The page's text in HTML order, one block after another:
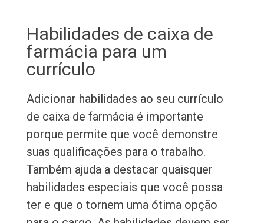
Habilidades de caixa de
farmácia para um
currículo
Adicionar habilidades ao seu currículo
de caixa de farmácia é importante
porque permite que você demonstre
suas qualificações para o trabalho.
Também ajuda a destacar quaisquer
habilidades especiais que você possa
ter e que o tornem uma ótima opção